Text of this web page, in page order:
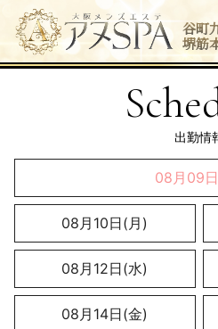
谷町
堺筋
出勤情
08月09
08月10日(月)
08月12日(水)
08月14日(金)